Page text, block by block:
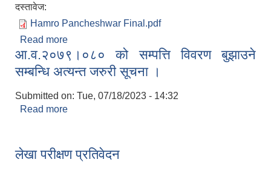
दस्तावेज:
Hamro Pancheshwar Final.pdf
Read more
आ.व.२०७९।०८० को सम्पत्ति विवरण बुझाउने
सम्बन्धि अत्यन्त जरुरी सूचना ।
Submitted on: Tue, 07/18/2023 - 14:32
Read more
लेखा परीक्षण प्रतिवेदन